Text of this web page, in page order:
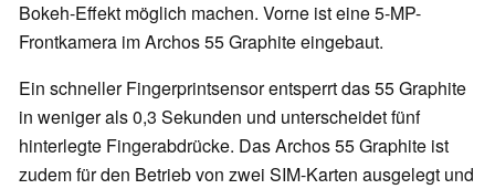
Bokeh-Effekt möglich machen. Vorne ist eine 5-MP-
Frontkamera im Archos 55 Graphite eingebaut.
Ein schneller Fingerprintsensor entsperrt das 55 Graphite
in weniger als 0,3 Sekunden und unterscheidet fünf
hinterlegte Fingerabdrücke. Das Archos 55 Graphite ist
zudem für den Betrieb von zwei SIM-Karten ausgelegt und